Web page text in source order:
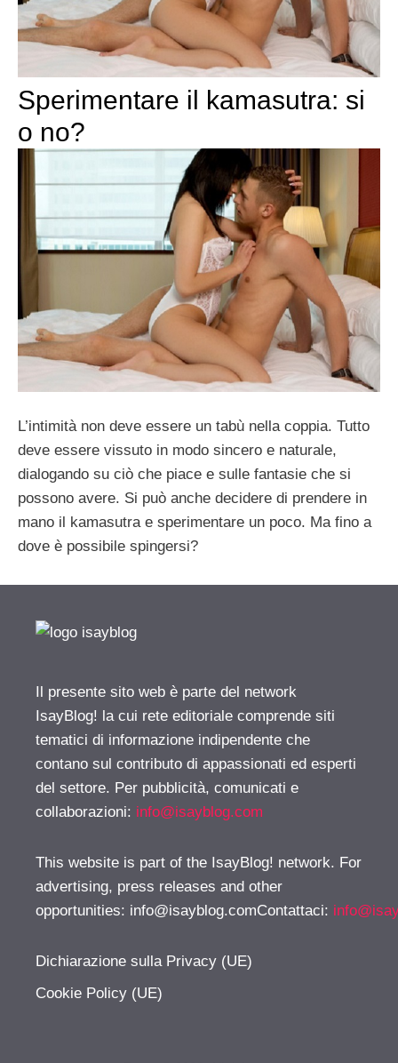
Sperimentare il kamasutra: si
o no?
L’intimità non deve essere un tabù nella coppia. Tutto
deve essere vissuto in modo sincero e naturale,
dialogando su ciò che piace e sulle fantasie che si
possono avere. Si può anche decidere di prendere in
mano il kamasutra e sperimentare un poco. Ma fino a
dove è possibile spingersi?
Il presente sito web è parte del network
IsayBlog! la cui rete editoriale comprende siti
tematici di informazione indipendente che
contano sul contributo di appassionati ed esperti
del settore. Per pubblicità, comunicati e
collaborazioni: info@isayblog.com
This website is part of the IsayBlog! network. For
advertising, press releases and other
opportunities: info@isayblog.comContattaci:
Dichiarazione sulla Privacy (UE)
Cookie Policy (UE)